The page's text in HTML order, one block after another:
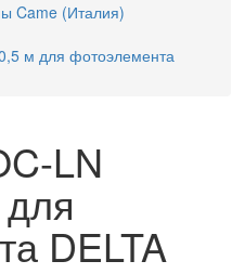
Came (Италия)
м для фотоэлемента
LN
DELTA